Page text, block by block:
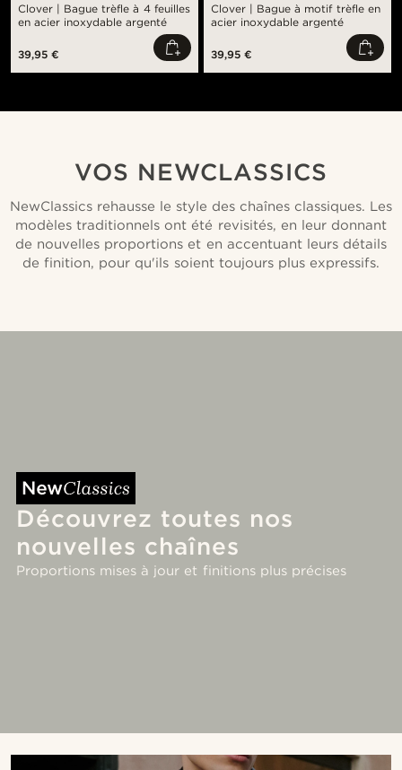
Clover | Bague trèfle à 4 feuilles
en acier inoxydable argenté
39,95 €
Clover | Bague à motif trèfle en
acier inoxydable argenté
39,95 €
VOS NEWCLASSICS
NewClassics rehausse le style des chaînes classiques. Les
modèles traditionnels ont été revisités, en leur donnant
de nouvelles proportions et en accentuant leurs détails
de finition, pour qu'ils soient toujours plus expressifs.
Découvrez toutes nos
nouvelles chaînes
Proportions mises à jour et finitions plus précises